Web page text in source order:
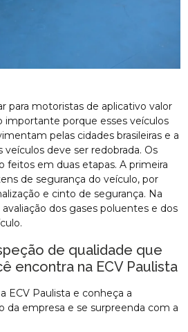
para motoristas de aplicativo valor
importante porque esses veículos
pelas cidades brasileiras e a
veículos deve ser redobrada. Os
feitos em duas etapas. A primeira
de segurança do veículo, por
e cinto de segurança. Na
dos gases poluentes e dos
de qualidade que
encontra na ECV Paulista
ECV Paulista e conheça a
da empresa e se surpreenda com a